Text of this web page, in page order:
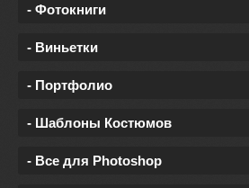
- Фотокниги
- Виньетки
- Портфолио
- Шаблоны Костюмов
- Все для Photoshop